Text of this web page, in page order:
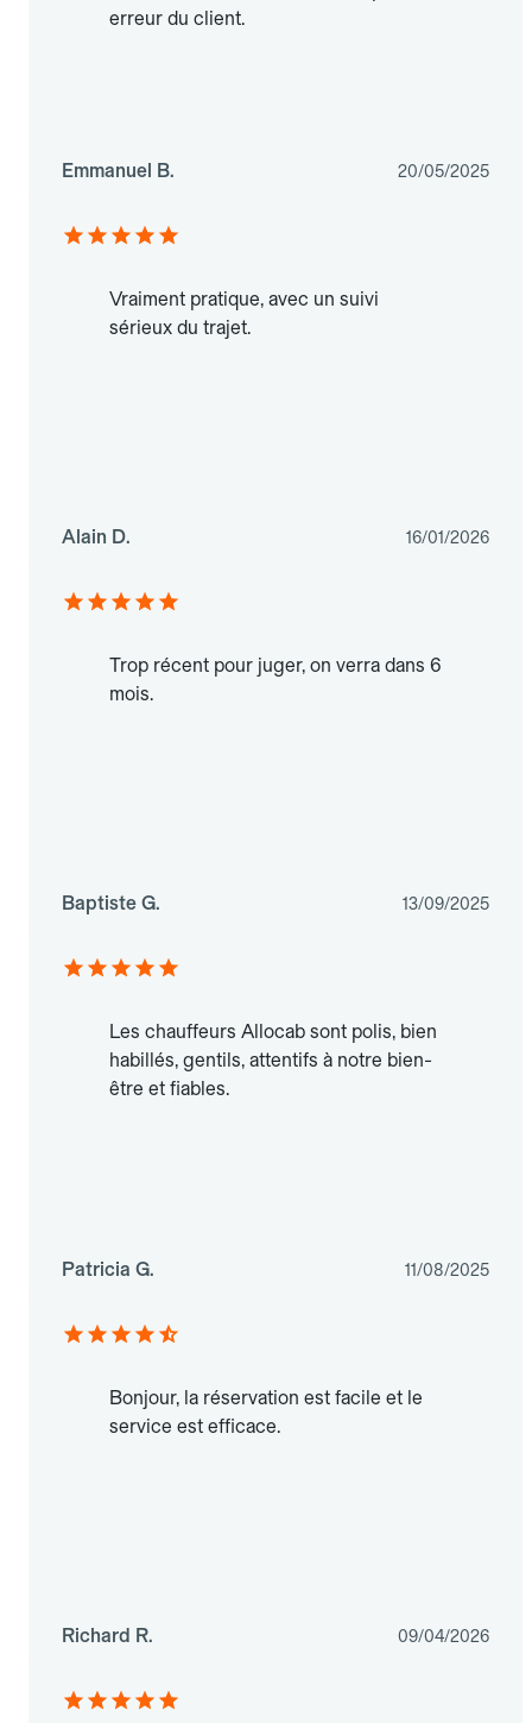
erreur du client.
Emmanuel B. 20/05/2025
Vraiment pratique, avec un suivi
sérieux du trajet.
Alain D. 16/01/2026
Trop récent pour juger, on verra dans 6
mois.
Baptiste G. 13/09/2025
Les chauffeurs Allocab sont polis, bien
habillés, gentils, attentifs à notre bien-
être et fiables.
Patricia G. 11/08/2025
Bonjour, la réservation est facile et le
service est efficace.
Richard R. 09/04/2026